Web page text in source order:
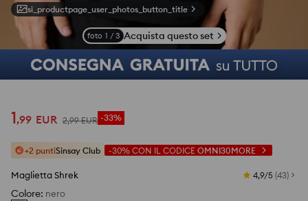
si_productpage_user_photos_button_title
foto 1 / 3 Acquista questo set
1,99 EUR 2,99 EUR -33%
+2 puntiSinsay Club -30% CON IL CODICE OMNI30MORE
Maglietta Shrek 4,9/5 (43)
Colore: nero